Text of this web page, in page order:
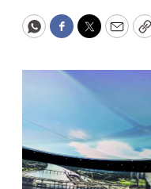
WhatsApp
Facebook
Twitter